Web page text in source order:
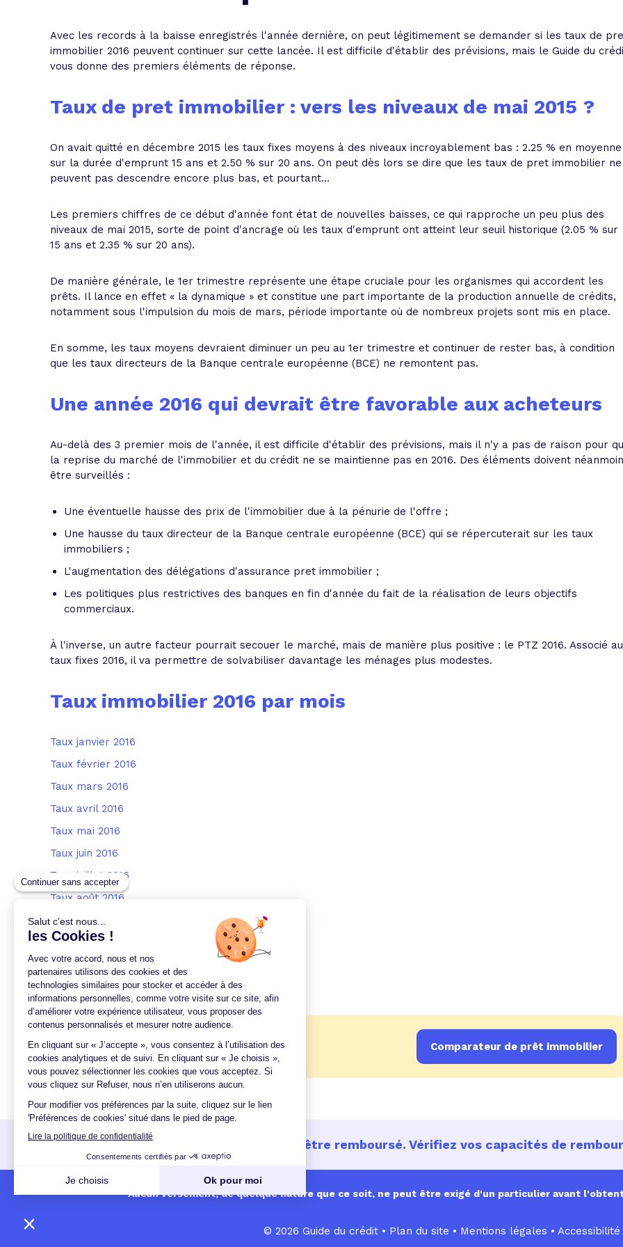
Tous les outils prêt immobilier
Trouvez votre prêt conso au meilleur taux !
Bénéficiez de notre expertise en regroupement de crédits
Avec les records à la baisse enregistrés l'année dernière, on peut légitimement se demander si les taux de
immobilier 2016 peuvent continuer sur cette lancée. Il est difficile d'établir des prévisions, mais le Guide du
vous donne des premiers éléments de réponse.
Taux de pret immobilier : vers les niveaux de mai 2015 ?
On avait quitté en décembre 2015 les taux fixes moyens à des niveaux incroyablement bas : 2.25 % en moyenne
sur la durée d'emprunt 15 ans et 2.50 % sur 20 ans. On peut dès lors se dire que les taux de pret immobilier ne
peuvent pas descendre encore plus bas, et pourtant...
Les premiers chiffres de ce début d'année font état de nouvelles baisses, ce qui rapproche un peu plus des
niveaux de mai 2015, sorte de point d'ancrage où les taux d'emprunt ont atteint leur seuil historique (2.05 % sur
15 ans et 2.35 % sur 20 ans).
De manière générale, le 1er trimestre représente une étape cruciale pour les organismes qui accordent les
prêts. Il lance en effet « la dynamique » et constitue une part importante de la production annuelle de crédits,
notamment sous l'impulsion du mois de mars, période importante où de nombreux projets sont mis en place.
En somme, les taux moyens devraient diminuer un peu au 1er trimestre et continuer de rester bas, à condition
que les taux directeurs de la Banque centrale européenne (BCE) ne remontent pas.
Une année 2016 qui devrait être favorable aux acheteurs
Au-delà des 3 premier mois de l'année, il est difficile d'établir des prévisions, mais il n'y a pas de raison pour
la reprise du marché de l'immobilier et du crédit ne se maintienne pas en 2016. Des éléments doivent
être surveillés :
Une éventuelle hausse des prix de l'immobilier due à la pénurie de l'offre ;
Une hausse du taux directeur de la Banque centrale européenne (BCE) qui se répercuterait sur les taux
immobiliers ;
L'augmentation des délégations d'assurance pret immobilier ;
Les politiques plus restrictives des banques en fin d'année du fait de la réalisation de leurs objectifs
commerciaux.
À l'inverse, un autre facteur pourrait secouer le marché, mais de manière plus positive : le PTZ 2016. Associé
taux fixes 2016, il va permettre de solvabiliser davantage les ménages plus modestes.
Taux immobilier 2016 par mois
Taux janvier 2016
Taux février 2016
Taux mars 2016
Taux avril 2016
Taux mai 2016
Taux juin 2016
Taux juillet 2016
Taux août 2016
Taux septembre 2016
Taux octobre 2016
Taux novembre 2016
Taux décembre 2016
🎉 Quel taux pour mon projet ? Comparateur de prêt immobilier
Un crédit vous engage et doit être remboursé. Vérifiez vos capacités de
Aucun versement, de quelque nature que ce soit, ne peut être exigé d'un particulier avant
© 2026 Guide du crédit • Plan du site • Mentions légales • Accessibilité